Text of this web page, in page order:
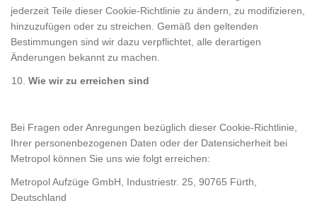
jederzeit Teile dieser Cookie-Richtlinie zu ändern, zu modifizieren,
hinzuzufügen oder zu streichen. Gemäß den geltenden
Bestimmungen sind wir dazu verpflichtet, alle derartigen
Änderungen bekannt zu machen.
Wie wir zu erreichen sind
Bei Fragen oder Anregungen bezüglich dieser Cookie-Richtlinie,
Ihrer personenbezogenen Daten oder der Datensicherheit bei
Metropol können Sie uns wie folgt erreichen:
Metropol Aufzüge GmbH, Industriestr. 25, 90765 Fürth,
Deutschland